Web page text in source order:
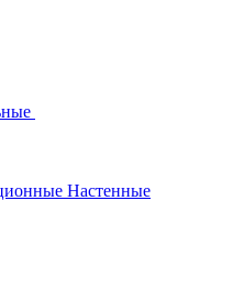
Настенные